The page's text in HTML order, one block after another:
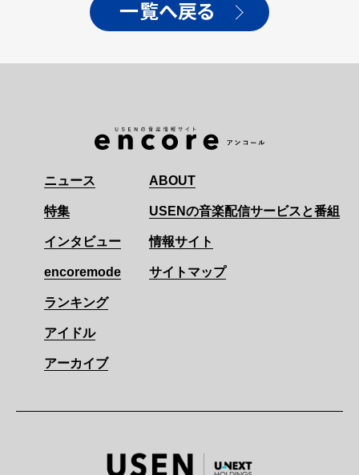
一覧へ戻る
ニュース
特集
インタビュー
encoremode
ランキング
アイドル
アーカイブ
ABOUT
USENの音楽配信サービスと番組
情報サイト
サイトマップ